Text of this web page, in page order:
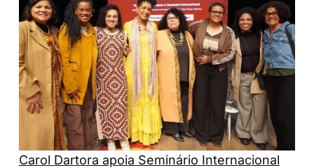
Carol Dartora apoia Seminário Internacional